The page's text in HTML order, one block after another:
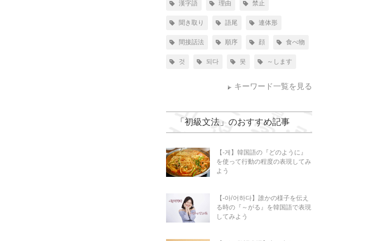
漢字語 理由 禁止
聞き取り 語尾 連体形
間接話法 順序 顔 食べ物
것 되다 못 ～します
キーワード一覧を見る
「 初級文法 」のおすすめ記事
【-게】韓国語の『どのように』
を使って行動の程度の表現してみ
よう
【-아/어하다】誰かの様子を伝え
る時の『～がる』を韓国語で表現
してみよう